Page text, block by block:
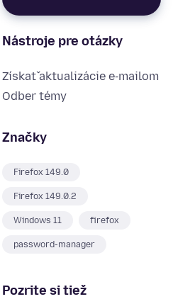
Nástroje pre otázky
Získať aktualizácie e‑mailom
Odber témy
Značky
Firefox 149.0
Firefox 149.0.2
Windows 11 firefox
password-manager
Pozrite si tiež